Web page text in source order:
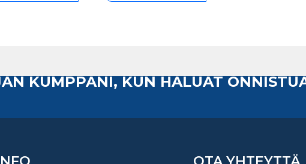
KUMPPANI, KUN HALUAT